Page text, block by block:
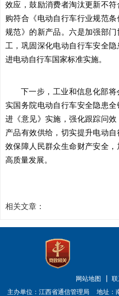
效应，鼓励消费者淘汰更新不
购符合《电动自行车行业规范
规范》的新产品。六是加强部
工，巩固深化电动自行车安全
进电动自行车国家标准实施。
下一步，工业和信息化部
实国务院电动自行车安全隐患
进《意见》实施，强化跟踪问
产品有效供给，切实提升电动
效保障人民群众生命财产安全
高质量发展。
相关文章：
网站地图
主办单位：江西省通信管理局
地址：